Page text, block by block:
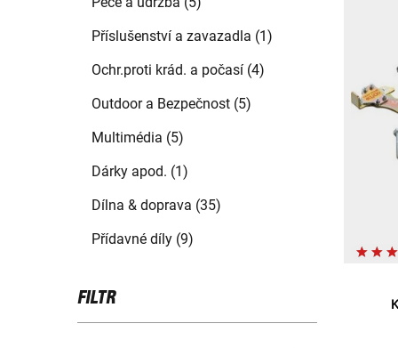
Příslušenství a zavazadla (1)
Ochr.proti krád. a počasí (4)
Outdoor a Bezpečnost (5)
Multimédia (5)
Dárky apod. (1)
Dílna & doprava (35)
Přídavné díly (9)
FILTR